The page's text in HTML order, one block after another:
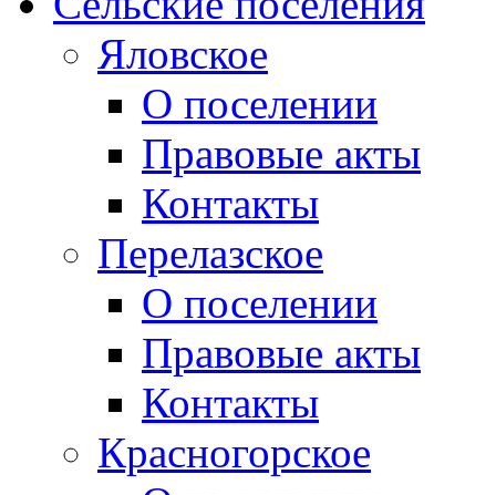
Яловское
О поселении
Правовые акты
Контакты
Перелазское
О поселении
Правовые акты
Контакты
Красногорское